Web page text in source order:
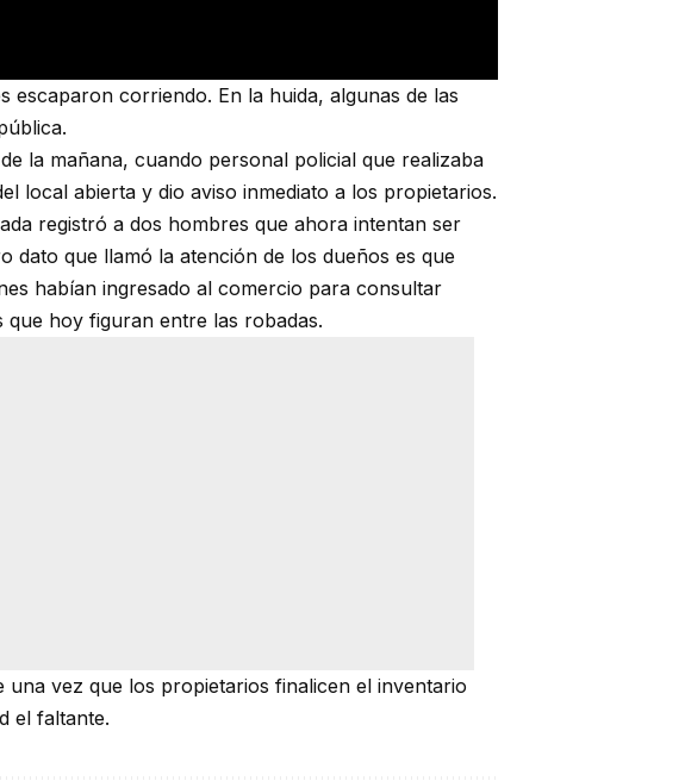
corriendo. En la huida, algunas de las
la mañana, cuando personal policial que realizaba
local abierta y dio aviso inmediato a los propietarios.
registró a dos hombres que ahora intentan ser
dato que llamó la atención de los dueños es que
habían ingresado al comercio para consultar
hoy figuran entre las robadas.
una vez que los propietarios finalicen el inventario
el faltante.